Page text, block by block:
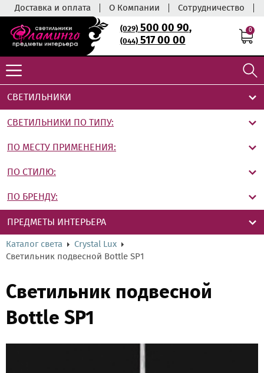
Доставка и оплата О Компании Сотрудничество
(029)500 00 90,
(044)517 00 00
0
СВЕТИЛЬНИКИ
СВЕТИЛЬНИКИ ПО ТИПУ:
ПО МЕСТУ ПРИМЕНЕНИЯ:
ПО СТИЛЮ:
ПО БРЕНДУ:
ПРЕДМЕТЫ ИНТЕРЬЕРА
Каталог света
Crystal Lux
Светильник подвесной Bottle SP1
Светильник подвесной
Bottle SP1